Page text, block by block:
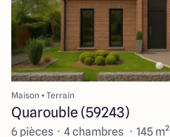
Maison + Terrain
Quarouble (59243)
6 pièces · 4 chambres · 145 m²